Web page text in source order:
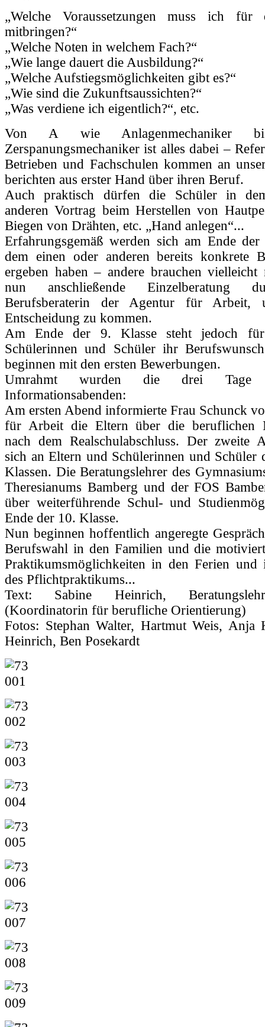
„Welche Voraussetzungen muss ich für
mitbringen?“
„Welche Noten in welchem Fach?“
„Wie lange dauert die Ausbildung?“
„Welche Aufstiegsmöglichkeiten gibt es?“
„Wie sind die Zukunftsaussichten?“
„Was verdiene ich eigentlich?“, etc.
Von A wie
Zerspanungsmechaniker ist alles dabei –
Betrieben und Fachschulen kommen an
berichten aus erster Hand über ihren Beruf.
Auch praktisch dürfen die Schüler in
anderen Vortrag beim Herstellen von
Biegen von Drähten, etc. „Hand anlegen“...
Erfahrungsgemäß werden sich am Ende
dem einen oder anderen bereits konkrete
ergeben haben – andere brauchen
nun anschließende Einzelberatung
Berufsberaterin der Agentur für Arbeit,
Entscheidung zu kommen.
Am Ende der 9. Klasse steht jedoch
Schülerinnen und Schüler ihr
beginnen mit den ersten Bewerbungen.
Umrahmt wurden die drei
Informationsabenden:
Am ersten Abend informierte Frau Schunck
für Arbeit die Eltern über die beruflichen
nach dem Realschulabschluss. Der zweite
sich an Eltern und Schülerinnen und Schüler
Klassen. Die Beratungslehrer des
Theresianums Bamberg und der FOS
über weiterführende Schul- und
Ende der 10. Klasse.
Nun beginnen hoffentlich angeregte
Berufswahl in den Familien und die
Praktikumsmöglichkeiten in den Ferien und
des Pflichtpraktikums...
Text: Sabine Heinrich,
(Koordinatorin für berufliche Orientierung)
Fotos: Stephan Walter, Hartmut Weis, Anja
Heinrich, Ben Posekardt